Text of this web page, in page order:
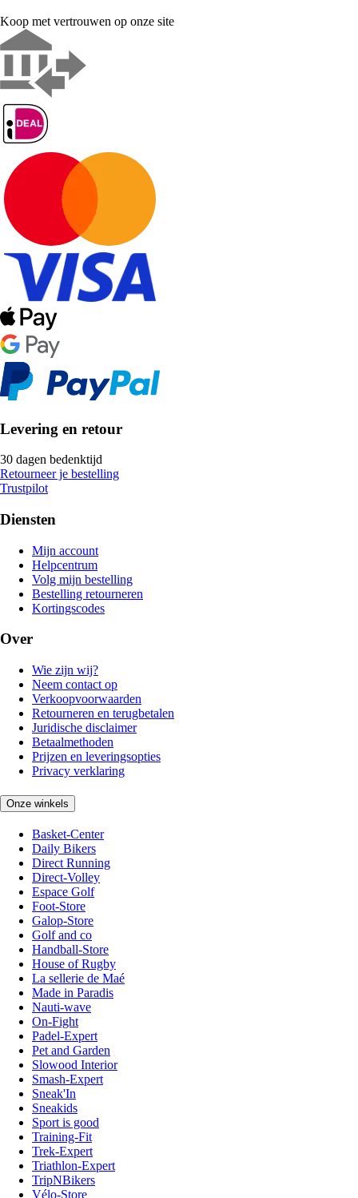
Koop met vertrouwen op onze site
Levering en retour
30 dagen bedenktijd
Retourneer je bestelling
Trustpilot
Diensten
Mijn account
Helpcentrum
Volg mijn bestelling
Bestelling retourneren
Kortingscodes
Over
Wie zijn wij?
Neem contact op
Verkoopvoorwaarden
Retourneren en terugbetalen
Juridische disclaimer
Betaalmethoden
Prijzen en leveringsopties
Privacy verklaring
Onze winkels
Basket-Center
Daily Bikers
Direct Running
Direct-Volley
Espace Golf
Foot-Store
Galop-Store
Golf and co
Handball-Store
House of Rugby
La sellerie de Maé
Made in Paradis
Nauti-wave
On-Fight
Padel-Expert
Pet and Garden
Slowood Interior
Smash-Expert
Sneak'In
Sneakids
Sport is good
Training-Fit
Trek-Expert
Triathlon-Expert
TripNBikers
Vélo-Store